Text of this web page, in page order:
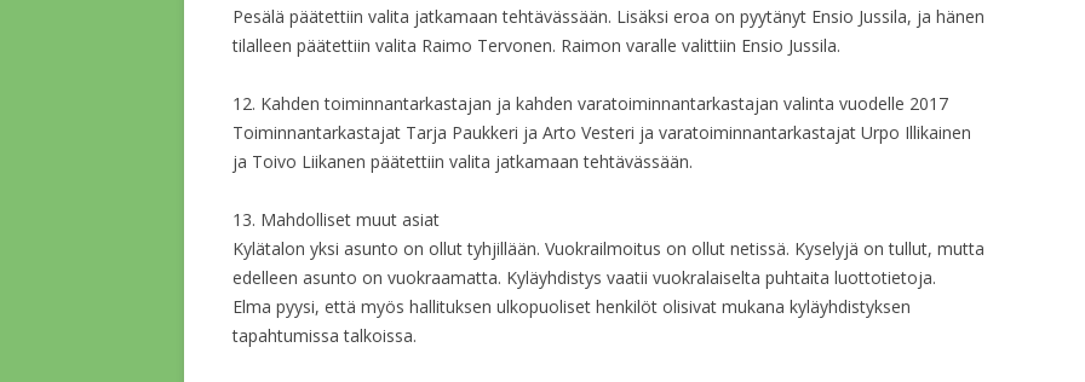
Pesälä päätettiin valita jatkamaan tehtävässään. Lisäksi eroa on pyytänyt Ensio Jussila, ja hänen
tilalleen päätettiin valita Raimo Tervonen. Raimon varalle valittiin Ensio Jussila.
12. Kahden toiminnantarkastajan ja kahden varatoiminnantarkastajan valinta vuodelle 2017
Toiminnantarkastajat Tarja Paukkeri ja Arto Vesteri ja varatoiminnantarkastajat Urpo Illikainen
ja Toivo Liikanen päätettiin valita jatkamaan tehtävässään.
13. Mahdolliset muut asiat
Kylätalon yksi asunto on ollut tyhjillään. Vuokrailmoitus on ollut netissä. Kyselyjä on tullut, mutta
edelleen asunto on vuokraamatta. Kyläyhdistys vaatii vuokralaiselta puhtaita luottotietoja.
Elma pyysi, että myös hallituksen ulkopuoliset henkilöt olisivat mukana kyläyhdistyksen
tapahtumissa talkoissa.